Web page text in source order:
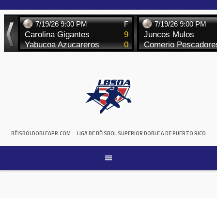
to
content
BÉISBOLDOBLEAPR.COM LIGA DE BÉISBOL SUPERIOR DOBLE A DE PUERTO RICO